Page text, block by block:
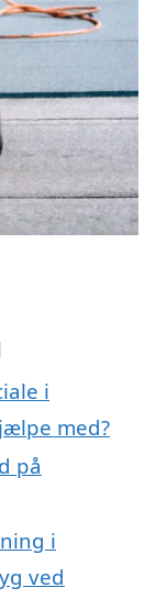
i
med?
på
i
ved